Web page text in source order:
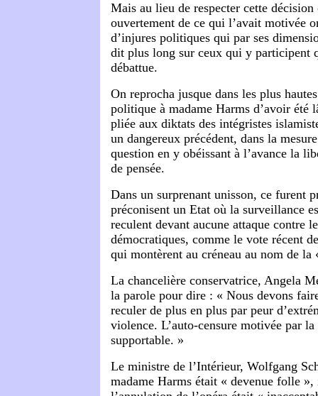
Mais au lieu de respecter cette
ouvertement de ce qui l’avait motivée
d’injures politiques qui par ses
dit plus long sur ceux qui y participent
débattue.
On reprocha jusque dans les plus
politique à madame Harms d’avoir été
pliée aux diktats des intégristes
un dangereux précédent, dans la
question en y obéissant à l’avance la
de pensée.
Dans un surprenant unisson, ce furent
préconisent un Etat où la surveillance
reculent devant aucune attaque contre
démocratiques, comme le vote récent
qui montèrent au créneau au nom de
La chancelière conservatrice, Angela
la parole pour dire : « Nous devons
reculer de plus en plus par peur
violence. L’auto-censure motivée par la
supportable. »
Le ministre de l’Intérieur, Wolfgang
madame Harms était « devenue folle